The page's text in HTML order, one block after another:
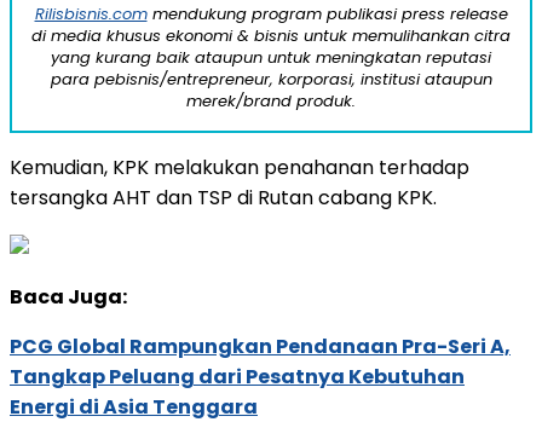
Rilisbisnis.commendukung program publikasi press release
di media khusus ekonomi & bisnis untuk memulihankan citra
yang kurang baik ataupun untuk meningkatan reputasi
para pebisnis/entrepreneur, korporasi, institusi ataupun
merek/brand produk.
Kemudian, KPK melakukan penahanan terhadap
tersangka AHT dan TSP di Rutan cabang KPK.
Baca Juga:
PCG Global Rampungkan Pendanaan Pra-Seri A,
Tangkap Peluang dari Pesatnya Kebutuhan
Energi di Asia Tenggara